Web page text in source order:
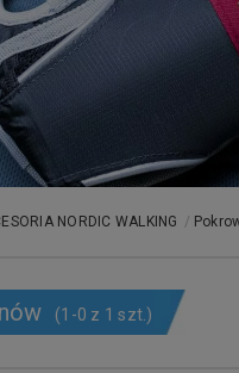
NORDIC WALKING /
(1-0 z 1 szt.)